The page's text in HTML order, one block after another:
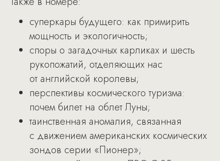
суперкары будущего: как примирить
мощность и экологичность;
споры о загадочных карликах и шесть
рукопожатий, отделяющих нас
от английской королевы;
перспективы космического туризма:
почем билет на облет Луны;
таинственная аномалия, связанная
с движением американских космических
зондов серии «Пионер»;